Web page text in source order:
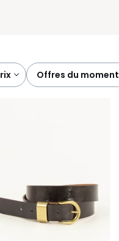
prix offres du moment